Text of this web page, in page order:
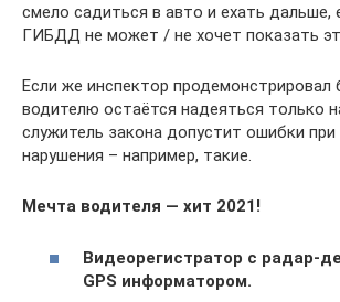
смело садиться в авто и ехать дальше,
ГИБДД не может / не хочет показать
Если же инспектор продемонстрировал
водителю остаётся надеяться только
служитель закона допустит ошибки
нарушения – например, такие.
Мечта водителя — хит 2021!
Видеорегистратор с радар-
GPS информатором.